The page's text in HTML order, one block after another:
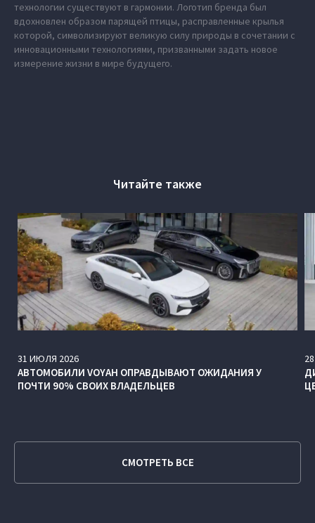
технологии существуют в гармонии. Логотип бренда был
вдохновлен образом парящей птицы, расправленные крылья
которой, символизируют великую силу природы в сочетании с
инновационными технологиями, призванными задать новое
измерение жизни в мире будущего.
Читайте также
31 ИЮЛЯ 2026
АВТОМОБИЛИ VOYAH ОПРАВДЫВАЮТ ОЖИДАНИЯ У
ПОЧТИ 90% СВОИХ ВЛАДЕЛЬЦЕВ
28
СМОТРЕТЬ ВСЕ